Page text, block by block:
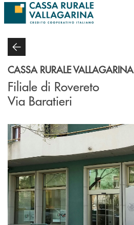
Salta al contenuto principale
CASSA RURALE VALLAGARINA
Filiale di Rovereto
Via Baratieri